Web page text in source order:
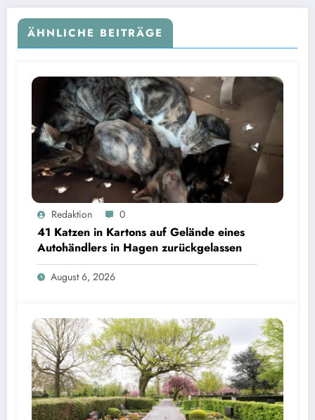
ÄHNLICHE BEITRÄGE
Redaktion 0
41 Katzen in Kartons auf Gelände eines
Autohändlers in Hagen zurückgelassen
August 6, 2026